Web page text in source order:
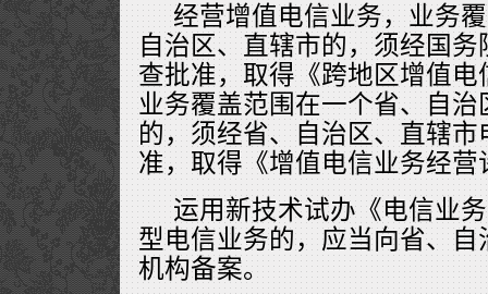
经营增值电信业务，业务
自治区、直辖市的，须经国
查批准，取得《跨地区增值
业务覆盖范围在一个省、自
的，须经省、自治区、直辖
准，取得《增值电信业务经营
运用新技术试办《电信业
型电信业务的，应当向省、
机构备案。